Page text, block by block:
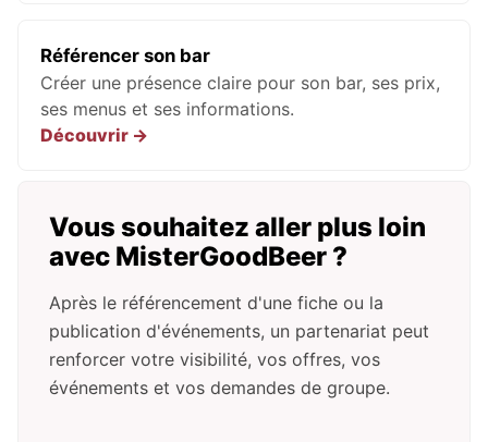
Référencer son bar
Créer une présence claire pour son bar, ses prix,
ses menus et ses informations.
Vous souhaitez aller plus loin
avec MisterGoodBeer ?
Après le référencement d'une fiche ou la
publication d'événements, un partenariat peut
renforcer votre visibilité, vos offres, vos
événements et vos demandes de groupe.